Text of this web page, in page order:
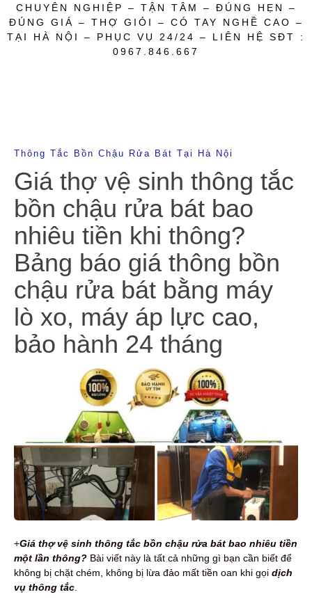
CHUYÊN NGHIỆP – TẬN TÂM – ĐÚNG HẸN –
ĐÚNG GIÁ – THỢ GIỎI – CÓ TAY NGHỀ CAO –
TẠI HÀ NỘI – PHỤC VỤ 24/24 – LIÊN HỆ SĐT :
0967.846.667
Thông Tắc Bồn Chậu Rửa Bát Tại Hà Nội
Giá thợ vệ sinh thông tắc
bồn chậu rửa bát bao
nhiêu tiền khi thông?
Bảng báo giá thông bồn
chậu rửa bát bằng máy
lò xo, máy áp lực cao,
bảo hành 24 tháng
+Giá thợ vệ sinh thông tắc bồn chậu rửa bát bao nhiêu tiền
một lần thông? Bài viết này là tất cả những gì bạn cần biết để
không bị chặt chém, không bị lừa đảo mất tiền oan khi gọi dịch
vụ thông tắc